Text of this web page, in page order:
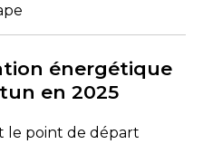
énergétique
en 2025
le point de départ